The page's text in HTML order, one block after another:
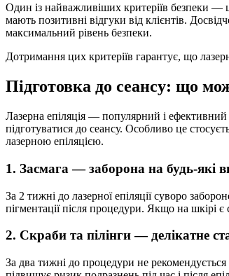
Один із найважливіших критеріїв безпеки —
мають позитивні відгуки від клієнтів.
максимальний рівень безпеки.
Дотримання цих критеріїв гарантує, що
Підготовка до сеансу: що
Лазерна епіляція — популярний і
підготуватися до сеансу. Особливо це
лазерною епіляцією.
1. Засмага — заборона на будь-які
За 2 тижні до лазерної епіляції суворо
пігментації після процедури. Якщо на шкірі
2. Скраби та пілінги — делікатне
За два тижні до процедури не